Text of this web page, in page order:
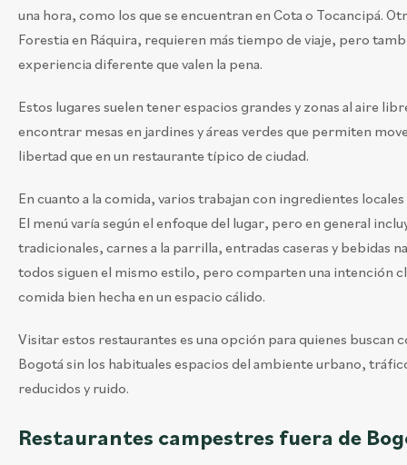
una hora, como los que se encuentran en Cota o Tocancipá.
Forestia en Ráquira, requieren más tiempo de viaje, pero
experiencia diferente que valen la pena.
Estos lugares suelen tener espacios grandes y zonas al aire
encontrar mesas en jardines y áreas verdes que permiten
libertad que en un restaurante típico de ciudad.
En cuanto a la comida, varios trabajan con ingredientes
El menú varía según el enfoque del lugar, pero en general
tradicionales, carnes a la parrilla, entradas caseras y bebidas
todos siguen el mismo estilo, pero comparten una intención
comida bien hecha en un espacio cálido.
Visitar estos restaurantes es una opción para quienes buscan
Bogotá sin los habituales espacios del ambiente urbano,
reducidos y ruido.
Restaurantes campestres fuera de